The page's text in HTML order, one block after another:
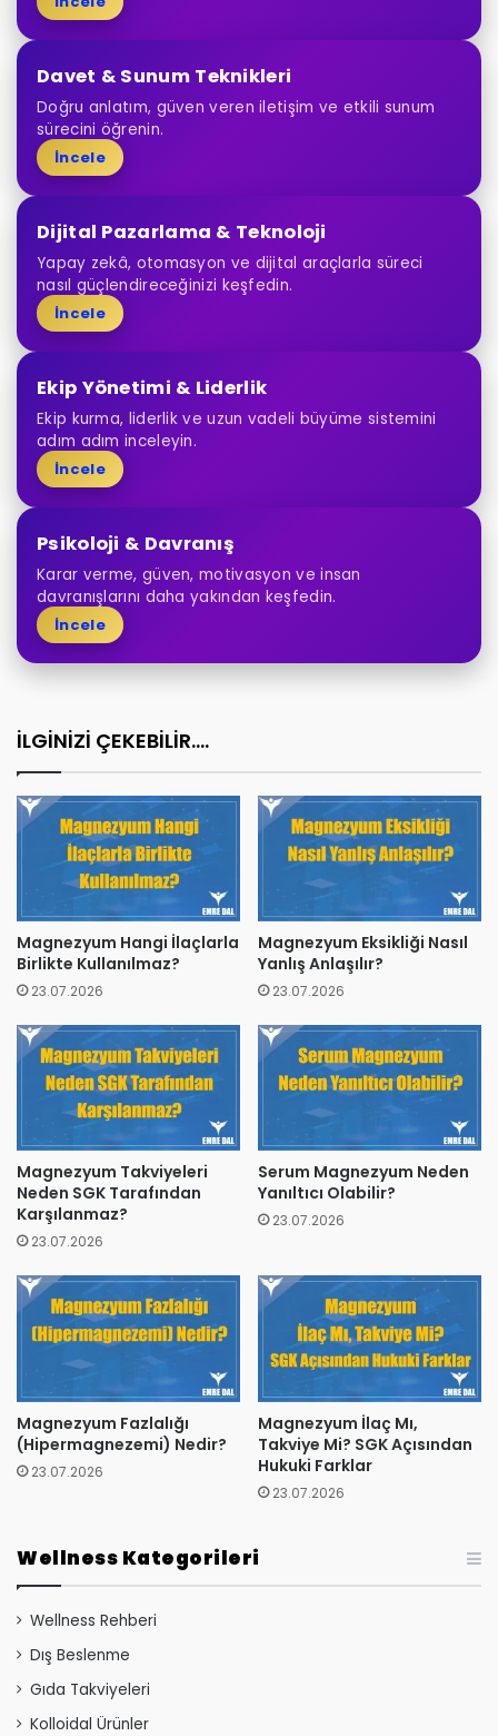
Davet & Sunum Teknikleri
Doğru anlatım, güven veren iletişim ve etkili sunum
sürecini öğrenin.
İncele
Dijital Pazarlama & Teknoloji
Yapay zekâ, otomasyon ve dijital araçlarla süreci
nasıl güçlendireceğinizi keşfedin.
İncele
Ekip Yönetimi & Liderlik
Ekip kurma, liderlik ve uzun vadeli büyüme sistemini
adım adım inceleyin.
İncele
Psikoloji & Davranış
Karar verme, güven, motivasyon ve insan
davranışlarını daha yakından keşfedin.
İncele
İLGİNİZİ ÇEKEBİLİR....
Magnezyum Hangi İlaçlarla
Birlikte Kullanılmaz?
23.07.2026
Magnezyum Eksikliği Nasıl
Yanlış Anlaşılır?
23.07.2026
Magnezyum Takviyeleri
Neden SGK Tarafından
Karşılanmaz?
23.07.2026
Serum Magnezyum Neden
Yanıltıcı Olabilir?
23.07.2026
Magnezyum Fazlalığı
(Hipermagnezemi) Nedir?
23.07.2026
Magnezyum İlaç Mı,
Takviye Mi? SGK Açısından
Hukuki Farklar
23.07.2026
Wellness Kategorileri
Wellness Rehberi
Dış Beslenme
Gıda Takviyeleri
Kolloidal Ürünler